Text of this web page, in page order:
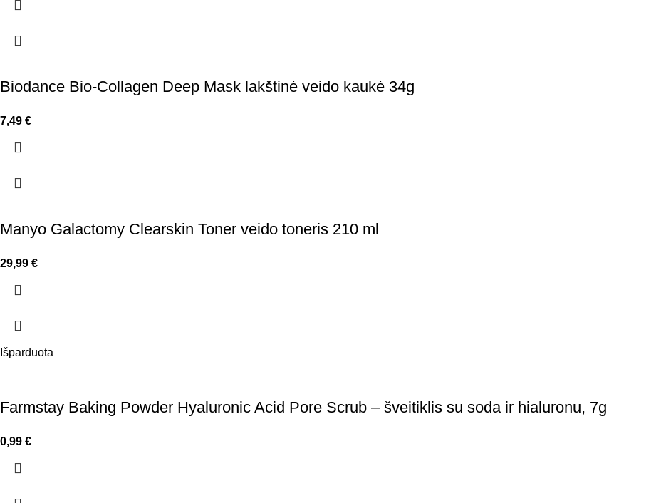
Biodance Bio-Collagen Deep Mask lakštinė veido kaukė 34g
7,49 €
Manyo Galactomy Clearskin Toner veido toneris 210 ml
29,99 €
Išparduota
Farmstay Baking Powder Hyaluronic Acid Pore Scrub – šveitiklis su soda ir hialuronu, 7g
0,99 €